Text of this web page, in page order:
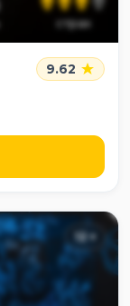
страх
9.62
12 +